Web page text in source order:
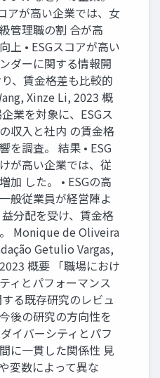
アが高い企業では、女
管理職の割 合が高
上 • ESGスコアが高い
ダーに関する情報開
、賃金格差も比較的
Xinze Li, 2023 概
業を対象に、ESGス
収入と社内 の賃金格
を調査。 結果 • ESG
が高い企業では、従
加 した。 • ESGの高
般従業員が経営陣よ
分配を受け、賃金格
Monique de Oliveira
Getulio Vargas,
概要 「職場におけ
ィとパフォーマンス
る既存研究のレビュ
後の研究の方向性を
イバーシティとパフ
に一貫した関係性 見
変数によって異な